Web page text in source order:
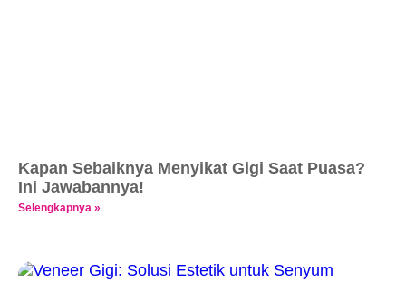
Kapan Sebaiknya Menyikat Gigi Saat Puasa?
Ini Jawabannya!
Selengkapnya »